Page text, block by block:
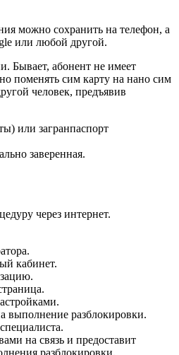
можно сохранить на телефон, а
или любой другой.
Бывает, абонент не имеет
поменять сим карту на нано сим
человек, предъявив
или загранпаспорт
заверенная.
через интернет.
кабинет.
выполнение разблокировки.
на связь и предоставит
разблокировки.